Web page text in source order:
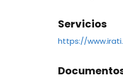
Servicios
https://